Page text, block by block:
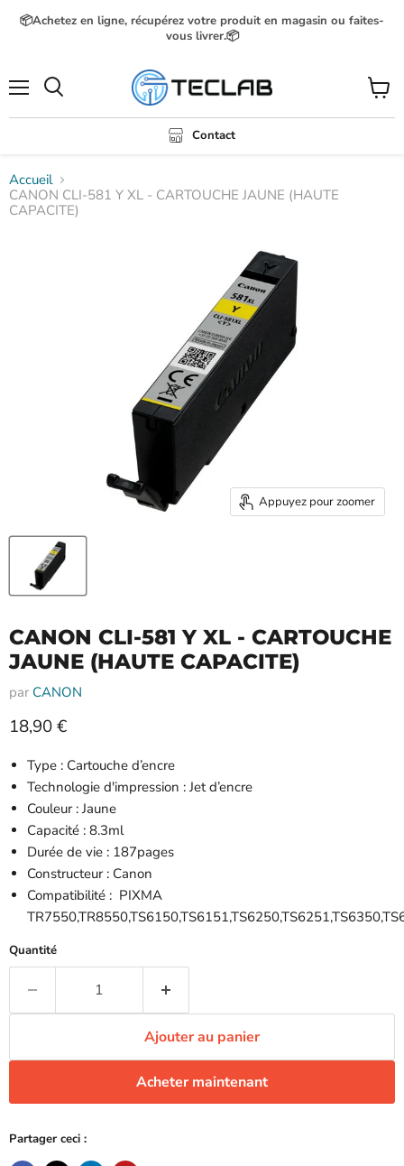
📦Achetez en ligne, récupérez votre produit en magasin ou faites-
vous livrer.📦
Contact
Voir
le
Accueil
CANON CLI-581 Y XL - CARTOUCHE JAUNE (HAUTE
CAPACITE)
Appuyez pour zoomer
CANON CLI-581 Y XL - CARTOUCHE
JAUNE (HAUTE CAPACITE)
par CANON
Prix actuel
18,90 €
Type : Cartouche d’encre
Technologie d'impression : Jet d’encre
Couleur : Jaune
Capacité : 8.3ml
Durée de vie : 187pages
Constructeur : Canon
Compatibilité : PIXMA
Quantité
Ajouter au panier
Acheter maintenant
Partager ceci :